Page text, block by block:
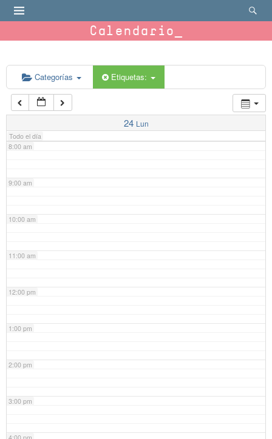
Calendario
Categorías Etiquetas:
24 Lun
Todo el día
6:00 am
7:00 am
8:00 am
9:00 am
10:00 am
11:00 am
12:00 pm
1:00 pm
2:00 pm
3:00 pm